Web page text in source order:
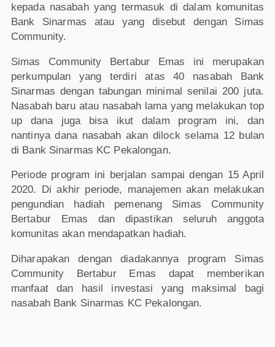
kepada nasabah yang termasuk di dalam komunitas
Bank Sinarmas atau yang disebut dengan Simas
Community.
Simas Community Bertabur Emas ini merupakan
perkumpulan yang terdiri atas 40 nasabah Bank
Sinarmas dengan tabungan minimal senilai 200 juta.
Nasabah baru atau nasabah lama yang melakukan top
up dana juga bisa ikut dalam program ini, dan
nantinya dana nasabah akan dilock selama 12 bulan
di Bank Sinarmas KC Pekalongan.
Periode program ini berjalan sampai dengan 15 April
2020. Di akhir periode, manajemen akan melakukan
pengundian hadiah pemenang Simas Community
Bertabur Emas dan dipastikan seluruh anggota
komunitas akan mendapatkan hadiah.
Diharapakan dengan diadakannya program Simas
Community Bertabur Emas dapat memberikan
manfaat dan hasil investasi yang maksimal bagi
nasabah Bank Sinarmas KC Pekalongan.